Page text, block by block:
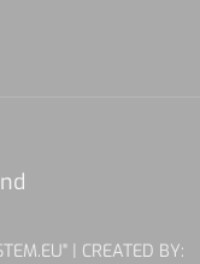
| CREATED BY: